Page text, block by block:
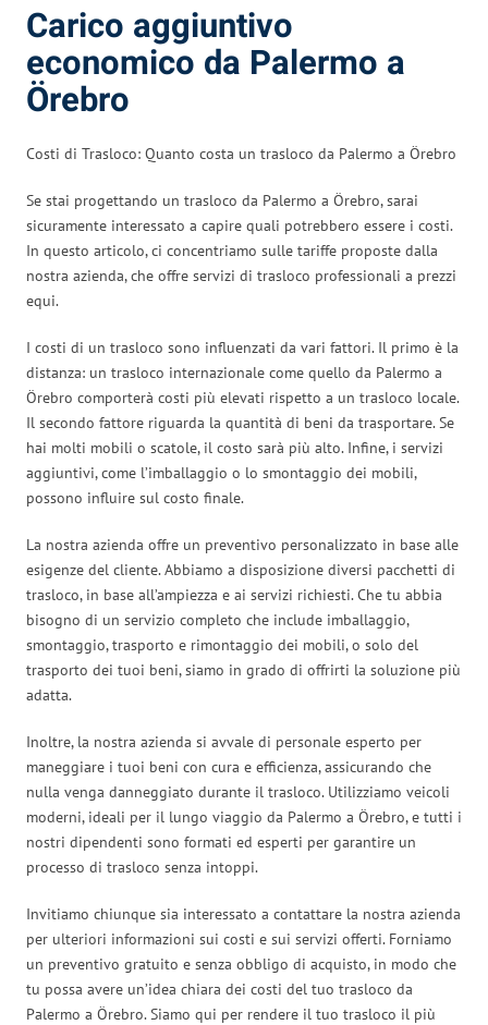
Carico aggiuntivo
economico da Palermo a
Örebro
Costi di Trasloco: Quanto costa un trasloco da Palermo a Örebro
Se stai progettando un trasloco da Palermo a Örebro, sarai
sicuramente interessato a capire quali potrebbero essere i costi.
In questo articolo, ci concentriamo sulle tariffe proposte dalla
nostra azienda, che offre servizi di trasloco professionali a prezzi
equi.
I costi di un trasloco sono influenzati da vari fattori. Il primo è la
distanza: un trasloco internazionale come quello da Palermo a
Örebro comporterà costi più elevati rispetto a un trasloco locale.
Il secondo fattore riguarda la quantità di beni da trasportare. Se
hai molti mobili o scatole, il costo sarà più alto. Infine, i servizi
aggiuntivi, come l’imballaggio o lo smontaggio dei mobili,
possono influire sul costo finale.
La nostra azienda offre un preventivo personalizzato in base alle
esigenze del cliente. Abbiamo a disposizione diversi pacchetti di
trasloco, in base all’ampiezza e ai servizi richiesti. Che tu abbia
bisogno di un servizio completo che include imballaggio,
smontaggio, trasporto e rimontaggio dei mobili, o solo del
trasporto dei tuoi beni, siamo in grado di offrirti la soluzione più
adatta.
Inoltre, la nostra azienda si avvale di personale esperto per
maneggiare i tuoi beni con cura e efficienza, assicurando che
nulla venga danneggiato durante il trasloco. Utilizziamo veicoli
moderni, ideali per il lungo viaggio da Palermo a Örebro, e tutti i
nostri dipendenti sono formati ed esperti per garantire un
processo di trasloco senza intoppi.
Invitiamo chiunque sia interessato a contattare la nostra azienda
per ulteriori informazioni sui costi e sui servizi offerti. Forniamo
un preventivo gratuito e senza obbligo di acquisto, in modo che
tu possa avere un’idea chiara dei costi del tuo trasloco da
Palermo a Örebro. Siamo qui per rendere il tuo trasloco il più